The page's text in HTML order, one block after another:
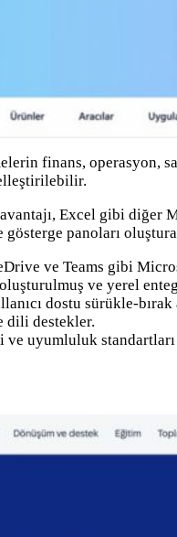
finans, operasyon,
Excel gibi diğer
panoları
ve Teams gibi
ve yerel
dostu sürükle-bırak
dili destekler.
uyumluluk standartları